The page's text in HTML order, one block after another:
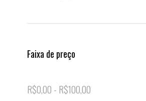
Faixa de preço
R$0,00 - R$100,00